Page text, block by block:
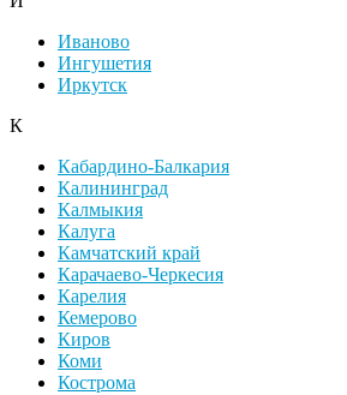
Иваново
Ингушетия
Иркутск
К
Кабардино-Балкария
Калининград
Калмыкия
Калуга
Камчатский край
Карачаево-Черкесия
Карелия
Кемерово
Киров
Коми
Кострома